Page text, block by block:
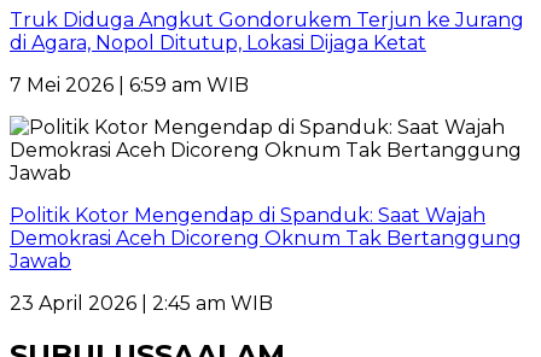
Truk Diduga Angkut Gondorukem Terjun ke Jurang
di Agara, Nopol Ditutup, Lokasi Dijaga Ketat
7 Mei 2026 | 6:59 am WIB
Politik Kotor Mengendap di Spanduk: Saat Wajah
Demokrasi Aceh Dicoreng Oknum Tak Bertanggung
Jawab
23 April 2026 | 2:45 am WIB